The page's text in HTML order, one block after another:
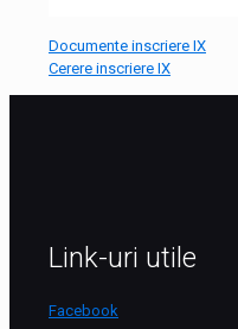
Documente inscriere IX
Cerere inscriere IX
Link-uri utile
Facebook